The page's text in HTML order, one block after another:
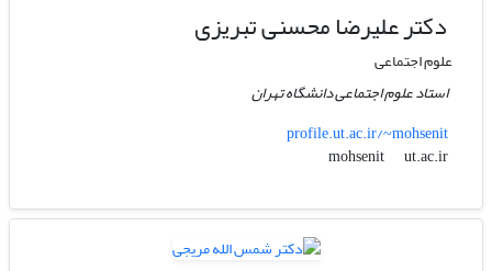
دکتر علیرضا محسنی تبریزی
علوم اجتماعی
استاد علوم اجتماعی دانشگاه تهران
profile.ut.ac.ir/~mohsenit
mohsenit
ut.ac.ir